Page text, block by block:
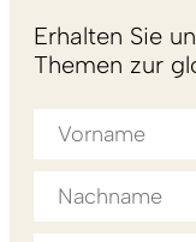
Erhalten Sie
Themen zur